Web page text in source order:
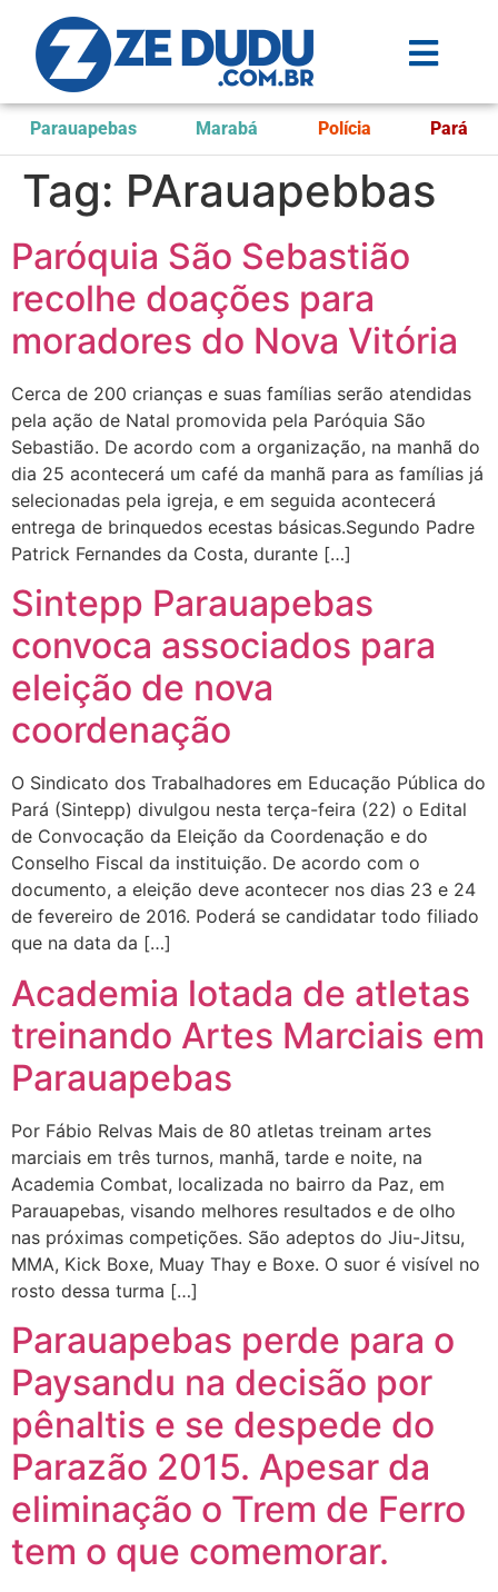
Parauapebas Marabá Polícia Pará
Tag: PArauapebbas
Paróquia São Sebastião
recolhe doações para
moradores do Nova Vitória
Cerca de 200 crianças e suas famílias serão atendidas
pela ação de Natal promovida pela Paróquia São
Sebastião. De acordo com a organização, na manhã do
dia 25 acontecerá um café da manhã para as famílias já
selecionadas pela igreja, e em seguida acontecerá
entrega de brinquedos ecestas básicas.Segundo Padre
Patrick Fernandes da Costa, durante […]
Sintepp Parauapebas
convoca associados para
eleição de nova
coordenação
O Sindicato dos Trabalhadores em Educação Pública do
Pará (Sintepp) divulgou nesta terça-feira (22) o Edital
de Convocação da Eleição da Coordenação e do
Conselho Fiscal da instituição. De acordo com o
documento, a eleição deve acontecer nos dias 23 e 24
de fevereiro de 2016. Poderá se candidatar todo filiado
que na data da […]
Academia lotada de atletas
treinando Artes Marciais em
Parauapebas
Por Fábio Relvas Mais de 80 atletas treinam artes
marciais em três turnos, manhã, tarde e noite, na
Academia Combat, localizada no bairro da Paz, em
Parauapebas, visando melhores resultados e de olho
nas próximas competições. São adeptos do Jiu-Jitsu,
MMA, Kick Boxe, Muay Thay e Boxe. O suor é visível no
rosto dessa turma […]
Parauapebas perde para o
Paysandu na decisão por
pênaltis e se despede do
Parazão 2015. Apesar da
eliminação o Trem de Ferro
tem o que comemorar.